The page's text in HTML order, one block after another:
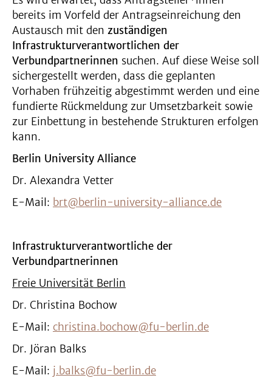
bereits im Vorfeld der Antragseinreichung den
Austausch mit den zuständigen
Infrastrukturverantwortlichen der
Verbundpartnerinnen suchen. Auf diese Weise soll
sichergestellt werden, dass die geplanten
Vorhaben frühzeitig abgestimmt werden und eine
fundierte Rückmeldung zur Umsetzbarkeit sowie
zur Einbettung in bestehende Strukturen erfolgen
kann.
Berlin University Alliance
Dr. Alexandra Vetter
E-Mail: brt@berlin-university-alliance.de
Infrastrukturverantwortliche der
Verbundpartnerinnen
Freie Universität Berlin
Dr. Christina Bochow
E-Mail: christina.bochow@fu-berlin.de
Dr. Jöran Balks
E-Mail: j.balks@fu-berlin.de